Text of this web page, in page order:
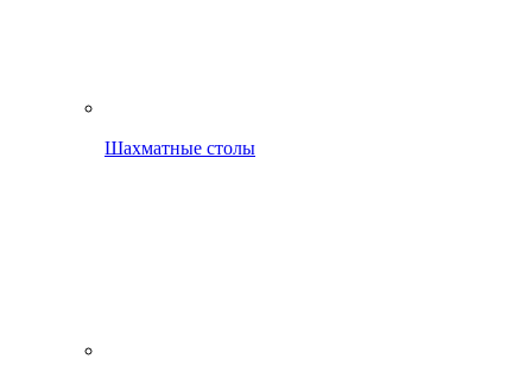
Шахматные столы